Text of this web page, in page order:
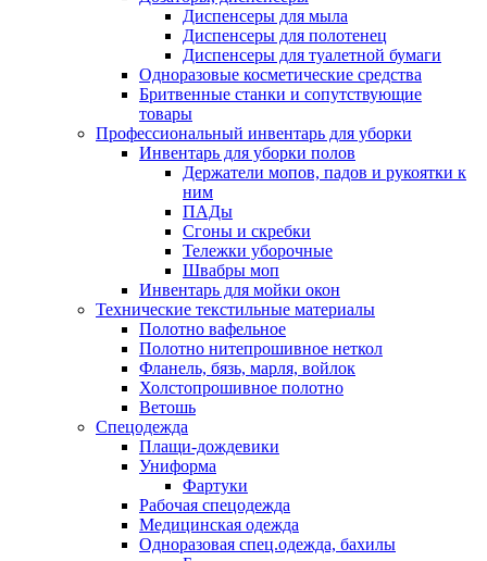
Диспенсеры для мыла
Диспенсеры для полотенец
Диспенсеры для туалетной бумаги
Одноразовые косметические средства
Бритвенные станки и сопутствующие
товары
Профессиональный инвентарь для уборки
Инвентарь для уборки полов
Держатели мопов, падов и рукоятки к
ним
ПАДы
Сгоны и скребки
Тележки уборочные
Швабры моп
Инвентарь для мойки окон
Технические текстильные материалы
Полотно вафельное
Полотно нитепрошивное неткол
Фланель, бязь, марля, войлок
Холстопрошивное полотно
Ветошь
Спецодежда
Плащи-дождевики
Униформа
Фартуки
Рабочая спецодежда
Медицинская одежда
Одноразовая спец.одежда, бахилы